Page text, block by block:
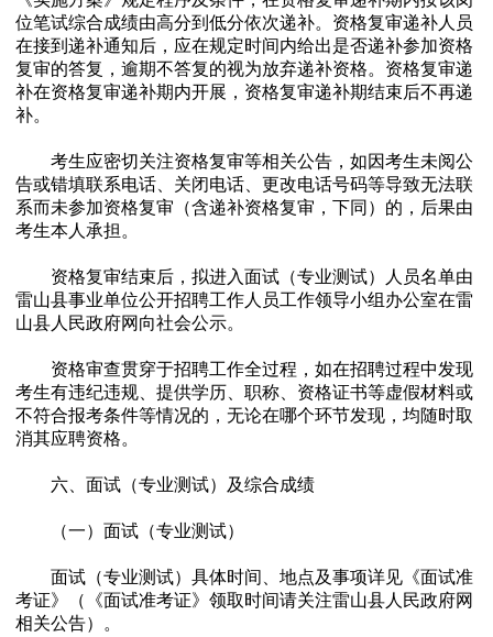
位笔试综合成绩由高分到低分依次递补。资格复审递补人员
在接到递补通知后，应在规定时间内给出是否递补参加资格
复审的答复，逾期不答复的视为放弃递补资格。资格复审递
补在资格复审递补期内开展，资格复审递补期结束后不再递
补。
考生应密切关注资格复审等相关公告，如因考生未阅公
告或错填联系电话、关闭电话、更改电话号码等导致无法联
系而未参加资格复审（含递补资格复审，下同）的，后果由
考生本人承担。
资格复审结束后，拟进入面试（专业测试）人员名单由
雷山县事业单位公开招聘工作人员工作领导小组办公室在雷
山县人民政府网向社会公示。
资格审查贯穿于招聘工作全过程，如在招聘过程中发现
考生有违纪违规、提供学历、职称、资格证书等虚假材料或
不符合报考条件等情况的，无论在哪个环节发现，均随时取
消其应聘资格。
六、面试（专业测试）及综合成绩
（一）面试（专业测试）
面试（专业测试）具体时间、地点及事项详见《面试准
考证》（《面试准考证》领取时间请关注雷山县人民政府网
相关公告）。